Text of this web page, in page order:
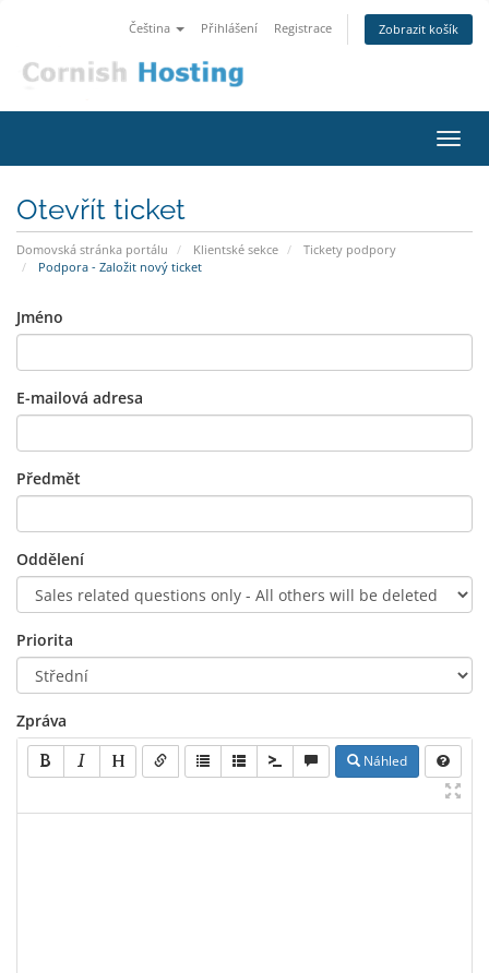
Čeština Přihlášení Registrace Zobrazit košík
Otevřít ticket
Domovská stránka portálu Klientské sekce
Tickety podpory
Podpora - Založit nový ticket
Jméno
E-mailová adresa
Předmět
Oddělení
Priorita
Zpráva
Náhled